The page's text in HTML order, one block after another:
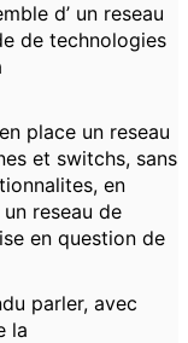
d’ un reseau
de technologies
place un reseau
et switchs, sans
en
reseau de
en question de
parler, avec
la